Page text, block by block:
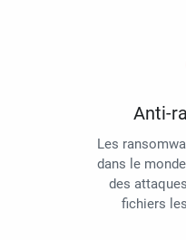
Anti-
Les
dans le
des
fichiers